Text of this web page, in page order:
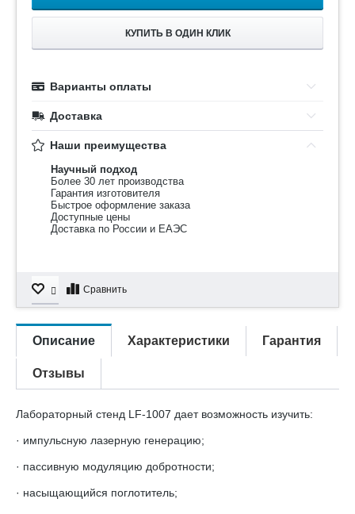
КУПИТЬ В ОДИН КЛИК
Варианты оплаты
Доставка
Наши преимущества
Научный подход
Более 30 лет производства
Гарантия изготовителя
Быстрое оформление заказа
Доступные цены
Доставка по России и ЕАЭС
Сравнить
Описание Характеристики Гарантия
Отзывы
Лабораторный стенд LF-1007 дает возможность изучить:
· импульсную лазерную генерацию;
· пассивную модуляцию добротности;
· насыщающийся поглотитель;